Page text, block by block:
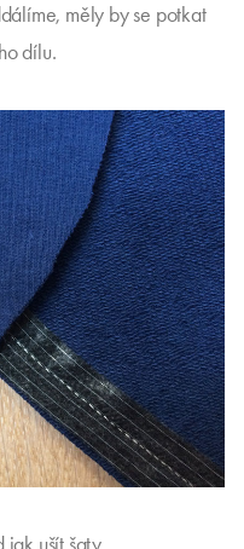
měly by se potkat
dílu.